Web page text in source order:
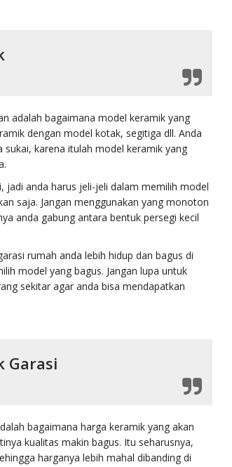
adalah bagaimana model keramik yang
dengan model kotak, segitiga dll. Anda
karena itulah model keramik yang
jadi anda harus jeli-jeli dalam memilih model
saja. Jangan menggunakan yang monoton
anda gabung antara bentuk persegi kecil
rumah anda lebih hidup dan bagus di
model yang bagus. Jangan lupa untuk
sekitar agar anda bisa mendapatkan
Garasi
bagaimana harga keramik yang akan
kualitas makin bagus. Itu seharusnya,
harganya lebih mahal dibanding di